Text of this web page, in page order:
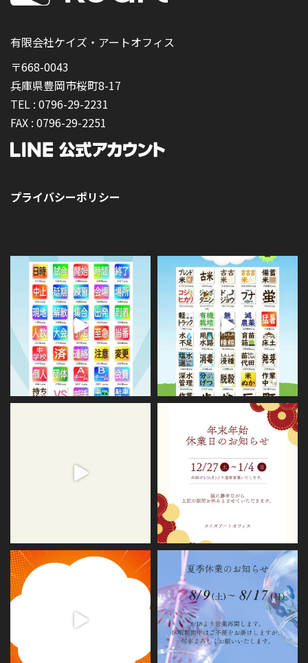
有限会社ケイズ・アートオフィス
〒668-0043
兵庫県豊岡市桜町8-17
TEL : 0796-29-2231
FAX : 0796-29-2251
プライバシーポリシー